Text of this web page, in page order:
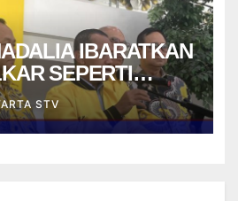
IBARATKAN
SEPERTI
PERMAINAN
STV